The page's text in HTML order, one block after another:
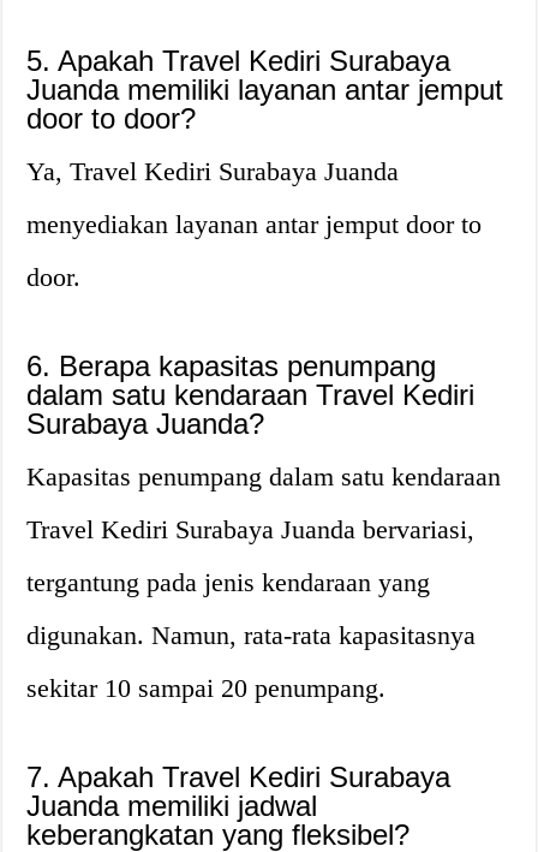
5. Apakah Travel Kediri Surabaya
Juanda memiliki layanan antar jemput
door to door?
Ya, Travel Kediri Surabaya Juanda
menyediakan layanan antar jemput door to
door.
6. Berapa kapasitas penumpang
dalam satu kendaraan Travel Kediri
Surabaya Juanda?
Kapasitas penumpang dalam satu kendaraan
Travel Kediri Surabaya Juanda bervariasi,
tergantung pada jenis kendaraan yang
digunakan. Namun, rata-rata kapasitasnya
sekitar 10 sampai 20 penumpang.
7. Apakah Travel Kediri Surabaya
Juanda memiliki jadwal
keberangkatan yang fleksibel?